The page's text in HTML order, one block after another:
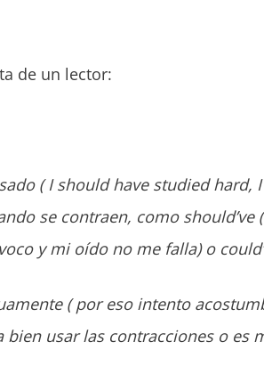
de un lector:
( I should have studied hard,
se contraen, como should’ve
y mi oído no me falla) o
( por eso intento
bien usar las contracciones o es